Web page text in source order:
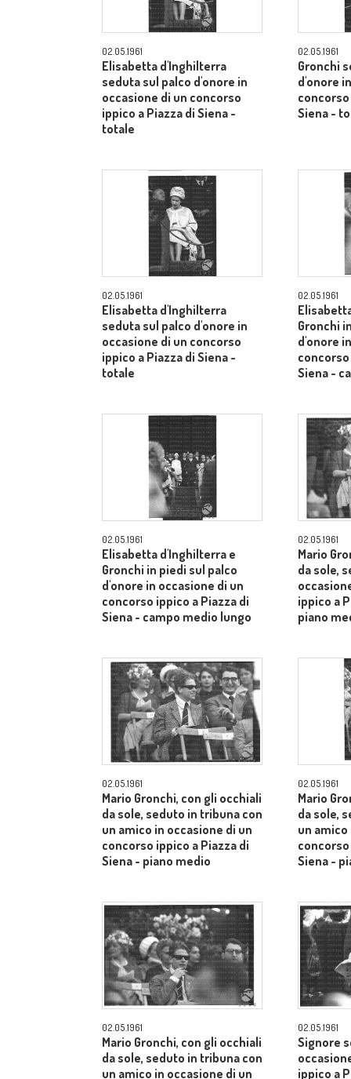
02.05.1961
Elisabetta d'Inghilterra
seduta sul palco d'onore in
occasione di un concorso
ippico a Piazza di Siena -
totale
02.05.1961
Gronchi
d'onore
Siena -
02.05.1961
Elisabetta d'Inghilterra
seduta sul palco d'onore in
occasione di un concorso
ippico a Piazza di Siena -
totale
02.05.1961
Gronchi
d'onore
Siena -
02.05.1961
Elisabetta d'Inghilterra e
Gronchi in piedi sul palco
d'onore in occasione di un
concorso ippico a Piazza di
Siena - campo medio lungo
02.05.1961
Mario
da sole,
ippico a
piano
02.05.1961
Mario Gronchi, con gli occhiali
da sole, seduto in tribuna con
un amico in occasione di un
concorso ippico a Piazza di
Siena - piano medio
02.05.1961
Mario
da sole,
un
Siena -
02.05.1961
Mario Gronchi, con gli occhiali
da sole, seduto in tribuna con
un amico in occasione di un
02.05.1961
Signore
ippico a